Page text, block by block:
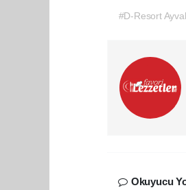
#D-Resort
Okuyucu